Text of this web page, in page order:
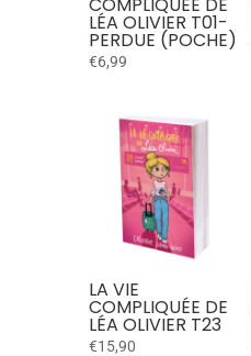
LÉA OLIVIER T01-
PERDUE (POCHE)
€6,99
LA VIE
COMPLIQUÉE DE
LÉA OLIVIER T23
€15,90